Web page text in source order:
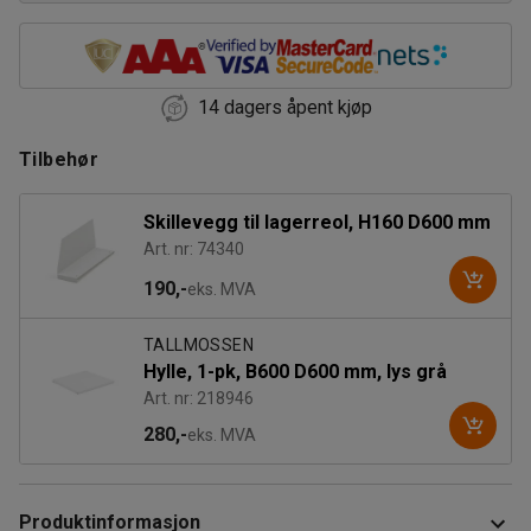
14 dagers åpent kjøp
Tilbehør
Skillevegg til lagerreol, H160 D600 mm
Art. nr: 74340
190,-eks. MVA
TALLMOSSEN
Hylle, 1-pk, B600 D600 mm, lys grå
Art. nr: 218946
280,-eks. MVA
Produktinformasjon